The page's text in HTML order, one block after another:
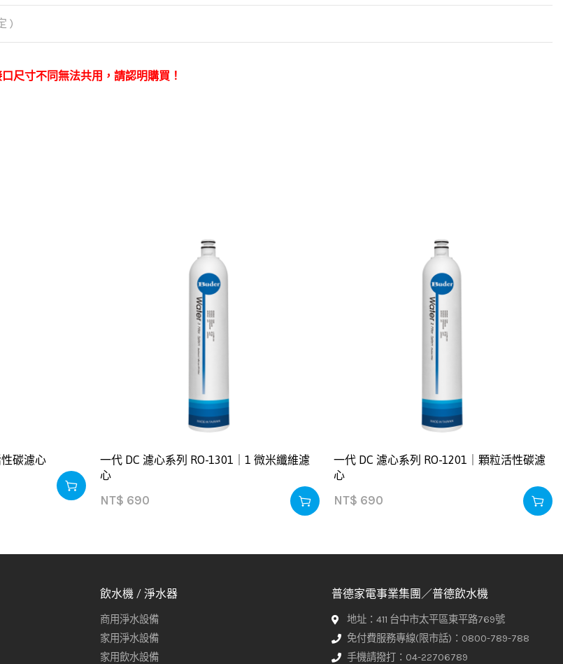
)
尺寸不同無法共用，請認明購買！
碳濾心
一代 DC 濾心系列 RO-1301｜1 微米纖維濾
心
NT$ 690
一代 DC 濾心系列 RO-1201｜顆粒活性碳濾
心
NT$ 690
飲水機 / 淨水器
商用淨水設備
家用淨水設備
家用飲水設備
普德家電事業集團／普德飲水機
地址：411 台中市太平區東平路769號
免付費服務專線(限市話)：0800-789-788
手機請撥打：04-22706789